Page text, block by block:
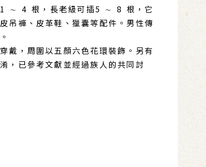
1 ∼ 4 根，長老級可插5 ∼ 8 根，它
吊褲、皮革鞋、獵囊等配件。男性傳
戴，周圍以五顏六色花環裝飾。另有
，已參考文獻並經過族人的共同討